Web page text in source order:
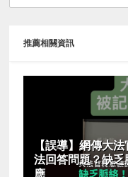
推薦相關資訊
【誤導】網傳大
法回答問題？缺
應